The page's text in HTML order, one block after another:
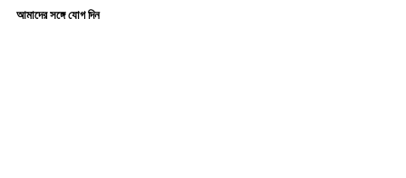
আমাদের সঙ্গে যোগ দিন